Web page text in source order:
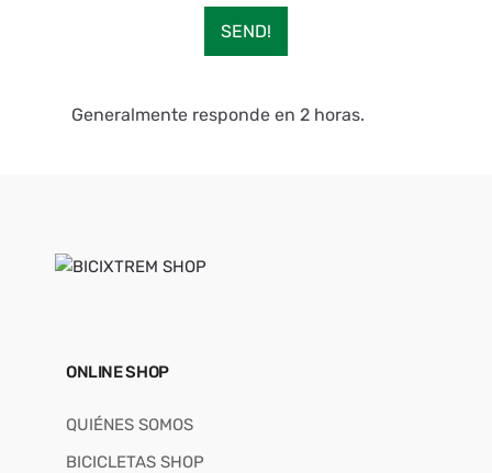
SEND!
Generalmente responde en 2 horas.
ONLINE SHOP
QUIÉNES SOMOS
BICICLETAS SHOP